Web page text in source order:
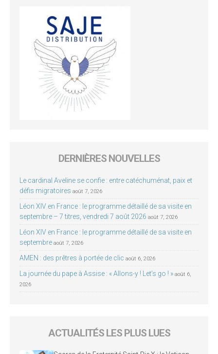
DERNIÈRES NOUVELLES
Le cardinal Aveline se confie : entre catéchuménat, paix et
défis migratoires août 7, 2026
Léon XIV en France : le programme détaillé de sa visite en
septembre – 7 titres, vendredi 7 août 2026 août 7, 2026
Léon XIV en France : le programme détaillé de sa visite en
septembre août 7, 2026
AMEN : des prêtres à portée de clic août 6, 2026
La journée du pape à Assise : « Allons-y ! Let’s go ! » août 6,
2026
ACTUALITÉS LES PLUS LUES